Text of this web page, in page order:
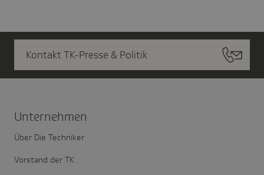
Kontakt TK-Presse & Politik
Unter­nehmen
Über Die Techniker
Vorstand der TK